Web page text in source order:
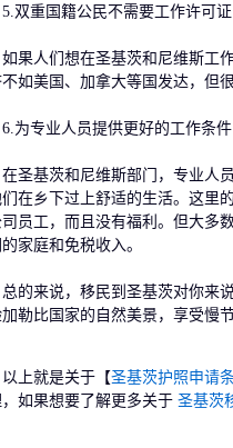
重国籍公民不需要工作许可证
人们想在圣基茨和尼维斯工作
如美国、加拿大等国发达，但
专业人员提供更好的工作条件
基茨和尼维斯部门，专业人员
在乡下过上舒适的生活。这里
员工，而且没有福利。但大多
家庭和免税收入。
来说，移民到圣基茨对你来说
勒比国家的自然美景，享受慢
以上就是关于【圣基茨护照申请
如果想要了解更多关于 圣基茨